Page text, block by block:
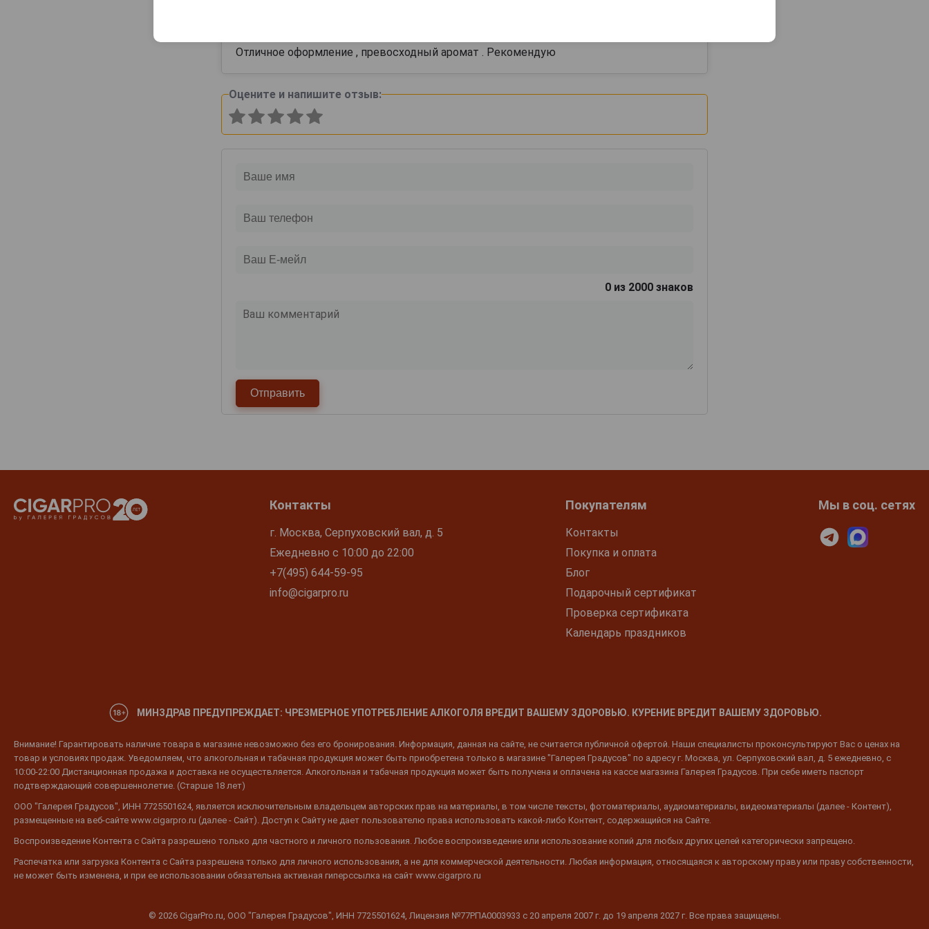
Отличное оформление , превосходный аромат . Рекомендую
Оцените и напишите отзыв:
0 из 2000 знаков
Контакты
г. Москва, Серпуховский вал, д. 5
Ежедневно с 10:00 до 22:00
+7(495) 644-59-95
info@cigarpro.ru
Покупателям
Контакты
Покупка и оплата
Блог
Подарочный сертификат
Проверка сертификата
Календарь праздников
Мы в соц. сетях
МИНЗДРАВ ПРЕДУПРЕЖДАЕТ: ЧРЕЗМЕРНОЕ УПОТРЕБЛЕНИЕ АЛКОГОЛЯ ВРЕДИТ ВАШЕМУ ЗДОРОВЬЮ. КУРЕНИЕ ВРЕДИТ ВАШЕМУ ЗДОРОВЬЮ.
Внимание! Гарантировать наличие товара в магазине невозможно без его бронирования. Информация, данная на сайте, не считается публичной офертой. Наши специалисты проконсультируют Вас о ценах на
товар и условиях продаж. Уведомляем, что алкогольная и табачная продукция может быть приобретена только в магазине "Галерея Градусов" по адресу г. Москва, ул. Серпуховский вал, д. 5 ежедневно, с
10:00-22:00 Дистанционная продажа и доставка не осуществляется. Алкогольная и табачная продукция может быть получена и оплачена на кассе магазина Галерея Градусов. При себе иметь паспорт
подтверждающий совершеннолетие. (Старше 18 лет)
ООО "Галерея Градусов", ИНН 7725501624, является исключительным владельцем авторских прав на материалы, в том числе тексты, фотоматериалы, аудиоматериалы, видеоматериалы (далее - Контент),
размещенные на веб-сайте www.cigarpro.ru (далее - Сайт). Доступ к Сайту не дает пользователю права использовать какой-либо Контент, содержащийся на Сайте.
Воспроизведение Контента с Сайта разрешено только для частного и личного пользования. Любое воспроизведение или использование копий для любых других целей категорически запрещено.
Распечатка или загрузка Контента с Сайта разрешена только для личного использования, а не для коммерческой деятельности. Любая информация, относящаяся к авторскому праву или праву собственности,
не может быть изменена, и при ее использовании обязательна активная гиперссылка на сайт www.cigarpro.ru
© 2026 CigarPro.ru, ООО "Галерея Градусов", ИНН 7725501624, Лицензия №77РПА0003933 c 20 апреля 2007 г. до 19 апреля 2027 г. Все права защищены.